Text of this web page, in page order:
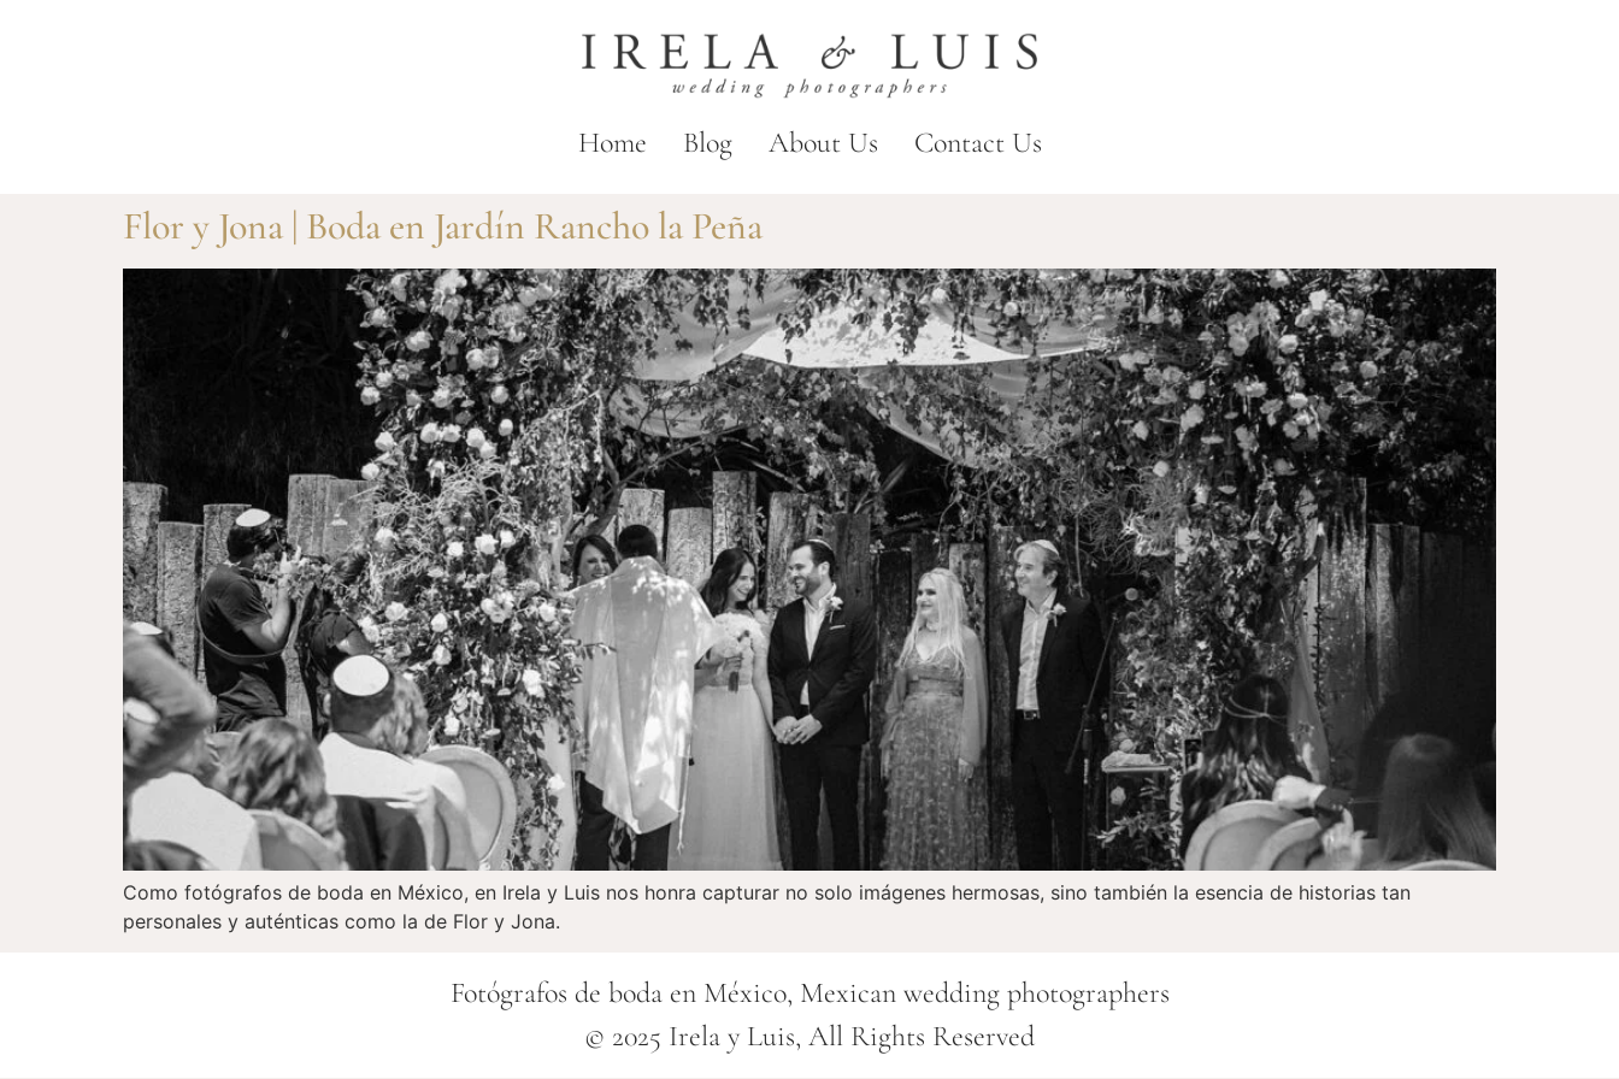
Home Blog About Us Contact Us
Flor y Jona | Boda en Jardín Rancho la Peña
Como fotógrafos de boda en México, en Irela y Luis nos honra capturar no solo imágenes hermosas, sino también la esencia de historias tan
personales y auténticas como la de Flor y Jona.
Fotógrafos de boda en México, Mexican wedding photographers
© 2025 Irela y Luis, All Rights Reserved